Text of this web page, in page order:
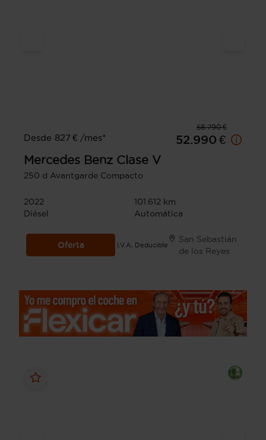
58.790 €
Desde 827 € /mes*
52.990 €
Mercedes Benz Clase V
250 d Avantgarde Compacto
2022
101.612 km
Diésel
Automática
Oferta I.V.A. Deducible
San Sebastián
de los Reyes